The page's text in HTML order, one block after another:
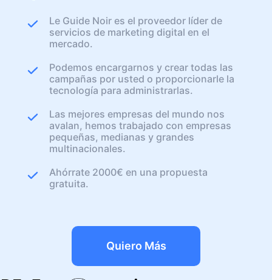
Le Guide Noir es el proveedor líder de
servicios de marketing digital en el
mercado.
Podemos encargarnos y crear todas las
campañas por usted o proporcionarle la
tecnología para administrarlas.
Las mejores empresas del mundo nos
avalan, hemos trabajado con empresas
pequeñas, medianas y grandes
multinacionales.
Ahórrate 2000€ en una propuesta
gratuita.
Quiero Más